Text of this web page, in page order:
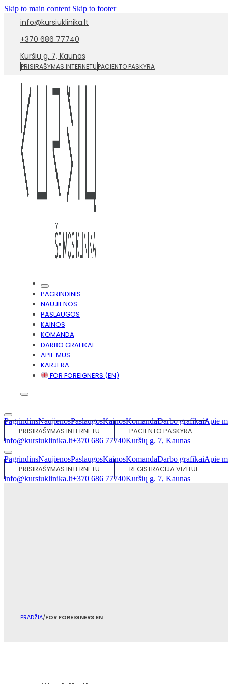
Skip to main content Skip to footer
info@kursiuklinika.lt
+370 686 77740
Kuršių g. 7, Kaunas
PRISIRAŠYMAS INTERNETUPACIENTO PASKYRA
PAGRINDINIS
NAUJIENOS
PASLAUGOS
KAINOS
KOMANDA
DARBO GRAFIKAI
APIE MUS
KARJERA
FOR FOREIGNERS (EN)
PagrindinsNaujienosPaslaugosKainosKomandaDarbo grafikaiApie
PRISIRAŠYMAS INTERNETU PACIENTO PASKYRA
info@kursiuklinika.lt+370 686 77740Kuršių g. 7, Kaunas
PagrindinsNaujienosPaslaugosKainosKomandaDarbo grafikaiApie
PRISIRAŠYMAS INTERNETU REGISTRACIJA VIZITUI
info@kursiuklinika.lt+370 686 77740Kuršių g. 7, Kaunas
PRADŽIA/FOR FOREIGNERS EN